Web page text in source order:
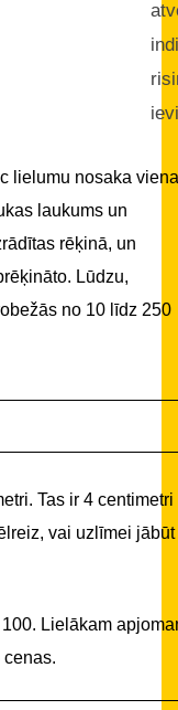
lielumu nosaka
laukums un
rēķinā, un
Lūdzu,
no 10 līdz 250
Tas ir 4 centimetri
vai uzlīmei jābūt
Lielākam